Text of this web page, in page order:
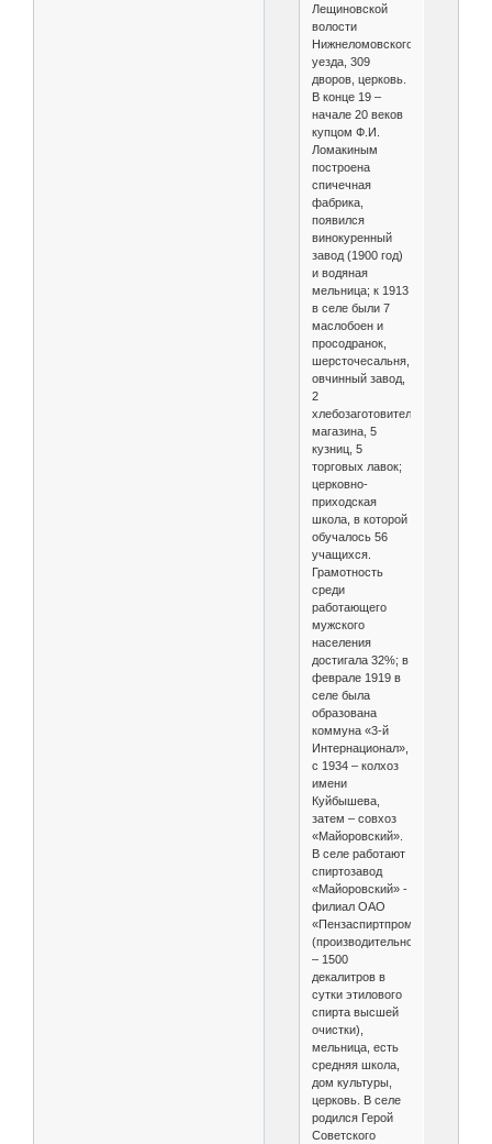
Лещиновской
волости
Нижнеломовского
уезда, 309
дворов, церковь.
В конце 19 –
начале 20 веков
купцом Ф.И.
Ломакиным
построена
спичечная
фабрика,
появился
винокуренный
завод (1900 год)
и водяная
мельница; к 1913
в селе были 7
маслобоен и
просодранок,
шерсточесальня,
овчинный завод,
2
хлебозаготовительных
магазина, 5
кузниц, 5
торговых лавок;
церковно-
приходская
школа, в которой
обучалось 56
учащихся.
Грамотность
среди
работающего
мужского
населения
достигала 32%; в
феврале 1919 в
селе была
образована
коммуна «3-й
Интернационал»,
с 1934 – колхоз
имени
Куйбышева,
затем – совхоз
«Майоровский».
В селе работают
спиртозавод
«Майоровский» -
филиал ОАО
«Пензаспиртпром»
(производительность
– 1500
декалитров в
сутки этилового
спирта высшей
очистки),
мельница, есть
средняя школа,
дом культуры,
церковь. В селе
родился Герой
Советского